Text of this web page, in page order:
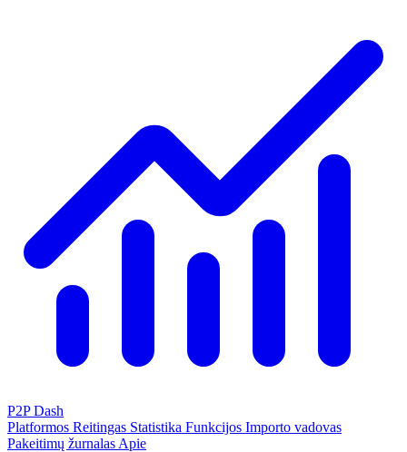
P2P Dash
Platformos Reitingas Statistika Funkcijos Importo vadovas
Pakeitimų žurnalas Apie